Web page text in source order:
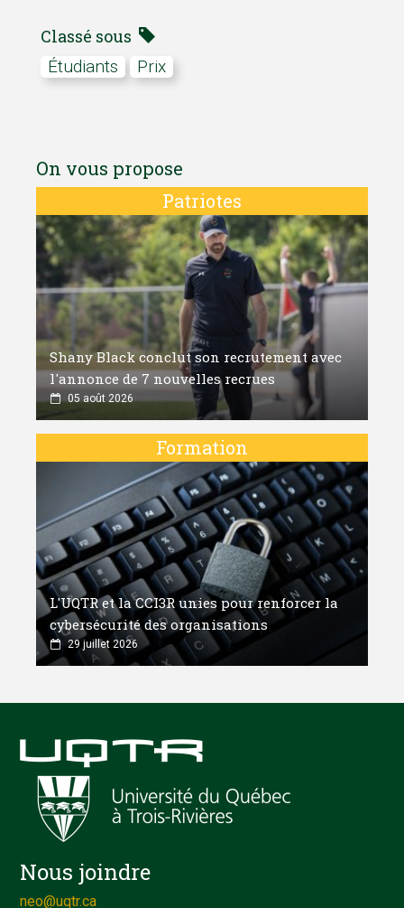
Classé sous
Étudiants prix
On vous propose
Patriotes
Shany Black conclut son recrutement avec
l'annonce de 7 nouvelles recrues
05 août 2026
Formation
L'UQTR et la CCI3R unies pour renforcer la
cybersécurité des organisations
29 juillet 2026
Nous joindre
neo@uqtr.ca